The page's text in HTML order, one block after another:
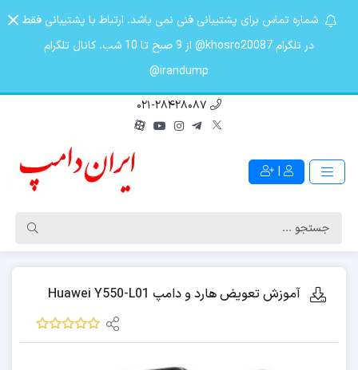
شماره تماس برای پشتیبانی فنی نمی باشد. ارتباط با پشتیبانی فقط
در تلگرام khosro20087@ از 9 صبح تا 10 شب. کانال تلگرام
irandump@
021-28428087
|
آموزش تعویض هارد و دامپ Huawei Y550-L01